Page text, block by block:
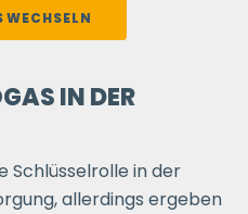
WECHSELN
IN DER
Schlüsselrolle in der
allerdings ergeben